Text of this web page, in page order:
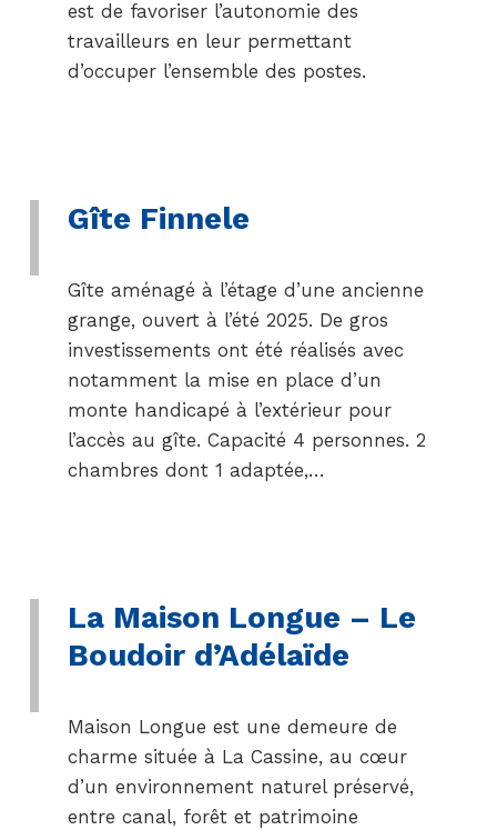
est de favoriser l’autonomie des
travailleurs en leur permettant
d’occuper l’ensemble des postes.
Gîte Finnele
Gîte aménagé à l’étage d’une ancienne
grange, ouvert à l’été 2025. De gros
investissements ont été réalisés avec
notamment la mise en place d’un
monte handicapé à l’extérieur pour
l’accès au gîte. Capacité 4 personnes. 2
chambres dont 1 adaptée,…
La Maison Longue – Le
Boudoir d’Adélaïde
Maison Longue est une demeure de
charme située à La Cassine, au cœur
d’un environnement naturel préservé,
entre canal, forêt et patrimoine